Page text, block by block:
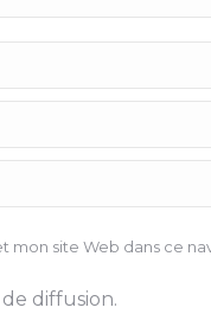
mon site Web dans ce
diffusion.